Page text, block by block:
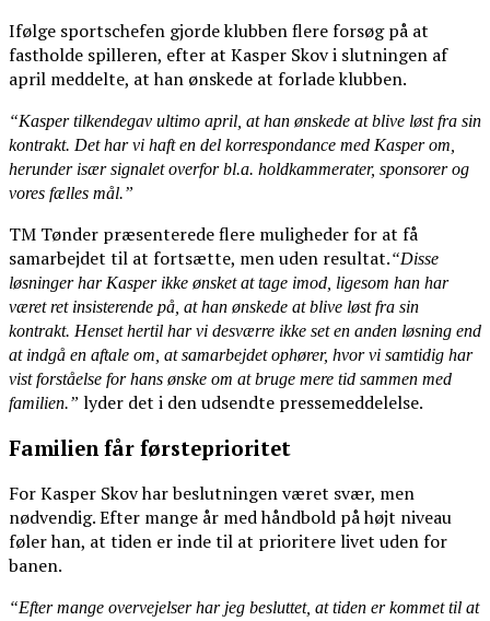
Ifølge sportschefen gjorde klubben flere forsøg på at
fastholde spilleren, efter at Kasper Skov i slutningen af
april meddelte, at han ønskede at forlade klubben.
“Kasper tilkendegav ultimo april, at han ønskede at blive løst fra sin
kontrakt. Det har vi haft en del korrespondance med Kasper om,
herunder især signalet overfor bl.a. holdkammerater, sponsorer og
vores fælles mål.”
TM Tønder præsenterede flere muligheder for at få
samarbejdet til at fortsætte, men uden resultat.“Disse
løsninger har Kasper ikke ønsket at tage imod, ligesom han har
været ret insisterende på, at han ønskede at blive løst fra sin
kontrakt. Henset hertil har vi desværre ikke set en anden løsning end
at indgå en aftale om, at samarbejdet ophører, hvor vi samtidig har
vist forståelse for hans ønske om at bruge mere tid sammen med
familien.” lyder det i den udsendte pressemeddelelse.
Familien får førsteprioritet
For Kasper Skov har beslutningen været svær, men
nødvendig. Efter mange år med håndbold på højt niveau
føler han, at tiden er inde til at prioritere livet uden for
banen.
“Efter mange overvejelser har jeg besluttet, at tiden er kommet til at